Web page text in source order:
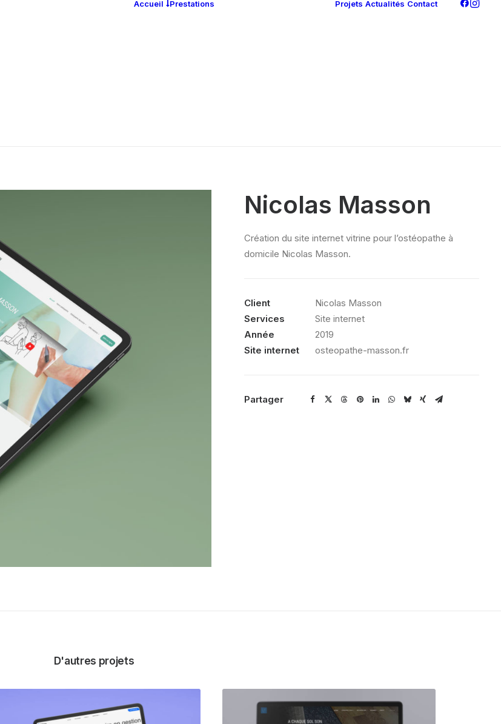
Accueil Prestations Projets Actualités Contact
Nicolas Masson
Création du site internet vitrine pour l’ostéopathe à
domicile Nicolas Masson.
Client
Nicolas Masson
Services
Site internet
Année
2019
Site internet
osteopathe-masson.fr
Partager
D'autres projets